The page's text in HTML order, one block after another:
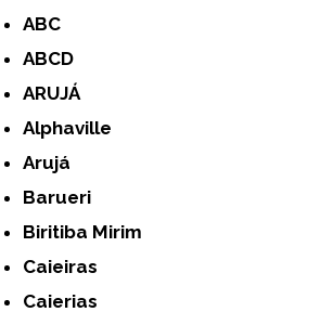
ABC
ABCD
ARUJÁ
Alphaville
Arujá
Barueri
Biritiba Mirim
Caieiras
Caierias